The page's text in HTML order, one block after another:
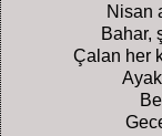
Nisan
Bahar,
Çalan her